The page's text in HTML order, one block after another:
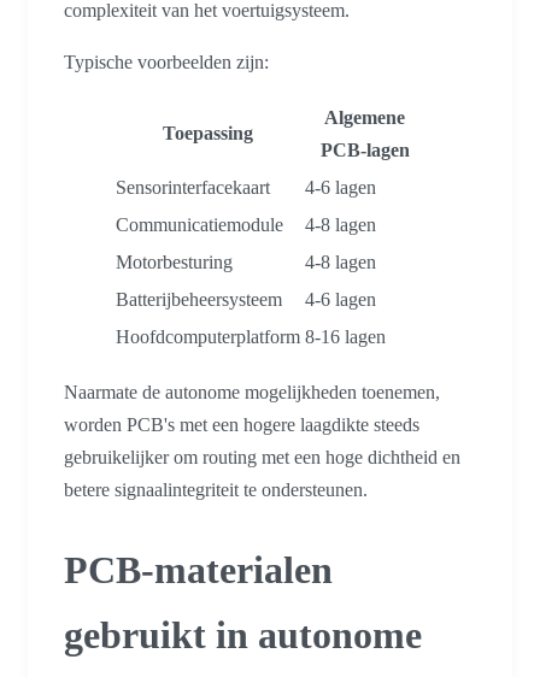
complexiteit van het voertuigsysteem.
Typische voorbeelden zijn:
Toepassing
Algemene
PCB-lagen
Sensorinterfacekaart
4-6 lagen
Communicatiemodule
4-8 lagen
Motorbesturing
4-8 lagen
Batterijbeheersysteem
4-6 lagen
Hoofdcomputerplatform 8-16 lagen
Naarmate de autonome mogelijkheden toenemen,
worden PCB's met een hogere laagdikte steeds
gebruikelijker om routing met een hoge dichtheid en
betere signaalintegriteit te ondersteunen.
PCB-materialen
gebruikt in autonome